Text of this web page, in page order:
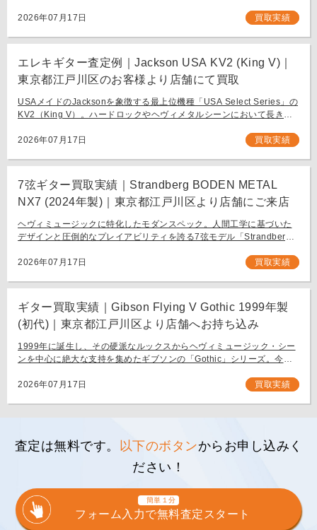
フラッグシップモデル […]
2026年07月17日 買取実績
エレキギター査定例｜Jackson USA KV2 (King V)｜
東京都江戸川区のお客様より店舗にて買取
USAメイドのJacksonを象徴する最上位機種「USA Select Series」の
KV2（King V）。ハードロックやヘヴィメタルシーンにおいて長きに
[…]
2026年07月17日 買取実績
7弦ギター買取実績｜Strandberg BODEN METAL
NX7 (2024年製)｜東京都江戸川区より店舗にご来店
ヘヴィミュージックに特化したモダンスペック。人間工学に基づいた
デザインと圧倒的なプレイアビリティを誇る7弦モデル「Strandberg
タリスト […]
2026年07月17日 買取実績
ギター買取実績｜Gibson Flying V Gothic 1999年製
(初代)｜東京都江戸川区より店舗へお持ち込み
1999年に誕生し、その硬派なルックスからヘヴィミュージック・シー
ンを中心に絶大な支持を集めたギブソンの「Gothic」シリーズ。今回
[…]
2026年07月17日 買取実績
査定は無料です。 以下のボタンからお申し込みく
ださい！
簡単１分
フォーム入力で無料査定スタート